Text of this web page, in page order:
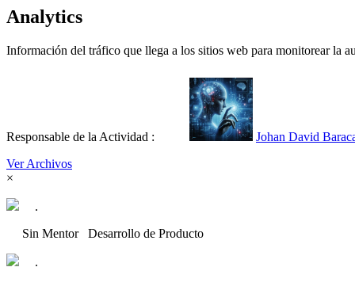
Analytics
Información del tráfico que llega a los sitios web para monitorear la
Responsable de la Actividad :
Johan David
Ver Archivos
×
.
Sin Mentor Desarrollo de Producto
.